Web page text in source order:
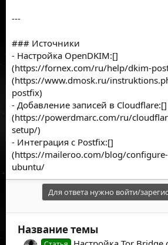
---
### Источники
- Настройка OpenDKIM:[]
(https://fornex.com/ru/help/dkim-
(https://www.dmosk.ru/
postfix)
- Добавление записей в Cloudflare:[]
(https://powerdmarc.com/ru/
setup/)
- Интеграция с Postfix:[]
(https://maileroo.com/blog/
ubuntu/
Для ответа нужно войти/
Название темы